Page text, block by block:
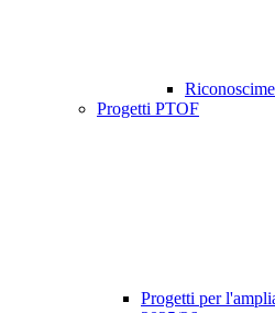
Progetti PTOF
Progetti per